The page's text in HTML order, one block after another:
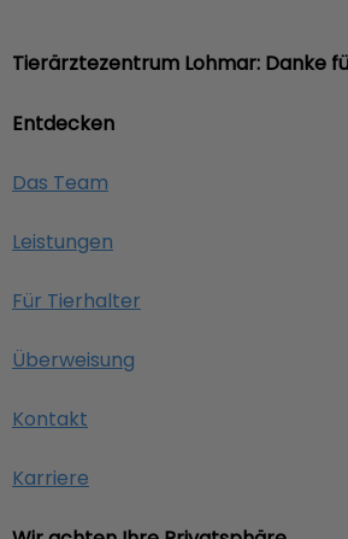
Entdecken
Das Team
Leistungen
Für Tierhalter
Überweisung
Kontakt
Karriere
Tierärztezentrum Lohmar: Danke